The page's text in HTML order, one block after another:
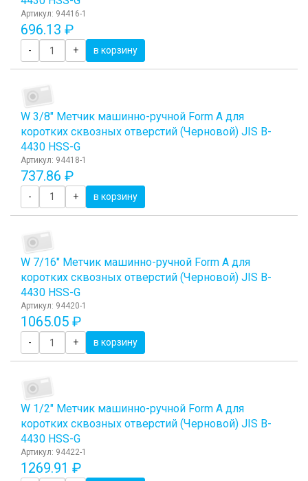
Артикул: 94416-1
696.13 ₽
- + в корзину
W 3/8" Метчик машинно-ручной Form A для
коротких сквозных отверстий (Черновой) JIS B-
4430 HSS-G
Артикул: 94418-1
737.86 ₽
- + в корзину
W 7/16" Метчик машинно-ручной Form A для
коротких сквозных отверстий (Черновой) JIS B-
4430 HSS-G
Артикул: 94420-1
1065.05 ₽
- + в корзину
W 1/2" Метчик машинно-ручной Form A для
коротких сквозных отверстий (Черновой) JIS B-
4430 HSS-G
Артикул: 94422-1
1269.91 ₽